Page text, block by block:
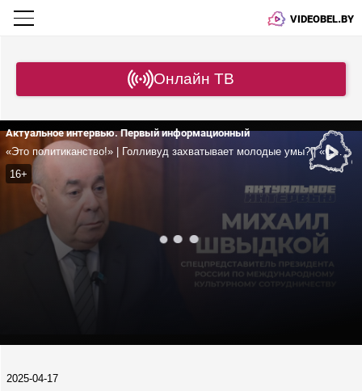
VIDEOBEL.BY
Онлайн ТВ
Актуальное интервью. Первый информационный
«Это политиканство!» | Голливуд захватывает молодые умы? | «Славянский базар» как символ единства народов Беларуси и России | Швыдкой
16+
2025-04-17